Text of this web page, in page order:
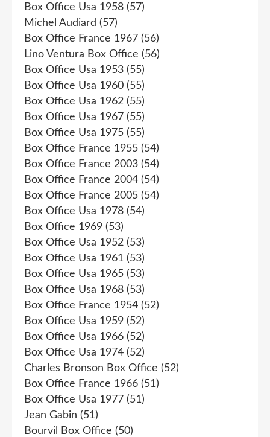
Box Office Usa 1958 (57)
Michel Audiard (57)
Box Office France 1967 (56)
Lino Ventura Box Office (56)
Box Office Usa 1953 (55)
Box Office Usa 1960 (55)
Box Office Usa 1962 (55)
Box Office Usa 1967 (55)
Box Office Usa 1975 (55)
Box Office France 1955 (54)
Box Office France 2003 (54)
Box Office France 2004 (54)
Box Office France 2005 (54)
Box Office Usa 1978 (54)
Box Office 1969 (53)
Box Office Usa 1952 (53)
Box Office Usa 1961 (53)
Box Office Usa 1965 (53)
Box Office Usa 1968 (53)
Box Office France 1954 (52)
Box Office Usa 1959 (52)
Box Office Usa 1966 (52)
Box Office Usa 1974 (52)
Charles Bronson Box Office (52)
Box Office France 1966 (51)
Box Office Usa 1977 (51)
Jean Gabin (51)
Bourvil Box Office (50)